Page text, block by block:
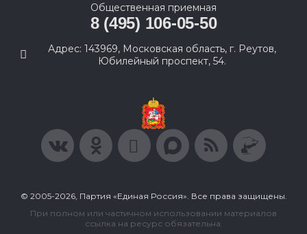
Общественная приемная
8 (495) 106-05-50
Адрес: 143969, Московская область, г. Реутов,
Юбилейный проспект, 54.
© 2005-2026, Партия «Единая Россия». Все права защищены.
При полном или частичном использовании материалов
ссылка на ресурс обязательна.